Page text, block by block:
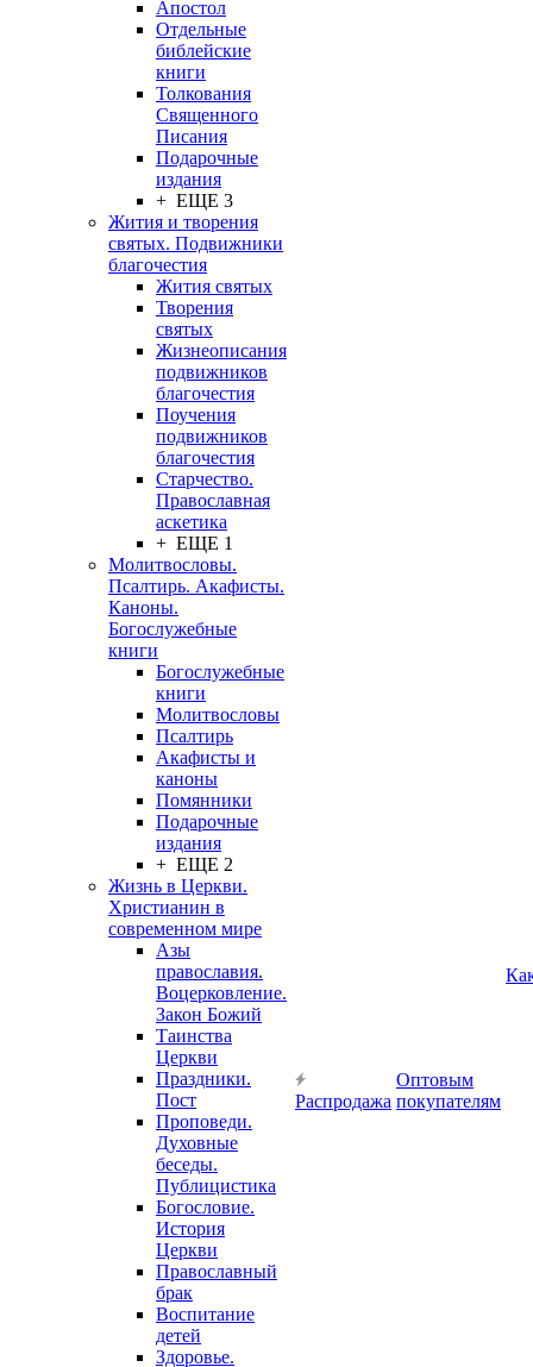
Апостол
Отдельные
библейские
книги
Толкования
Священного
Писания
Подарочные
издания
+ ЕЩЕ 3
Жития и творения
святых. Подвижники
благочестия
Жития святых
Творения
святых
Жизнеописания
подвижников
благочестия
Поучения
подвижников
благочестия
Старчество.
Православная
аскетика
+ ЕЩЕ 1
Молитвословы.
Псалтирь. Акафисты.
Каноны.
Богослужебные
книги
Богослужебные
книги
Молитвословы
Псалтирь
Акафисты и
каноны
Помянники
Подарочные
издания
+ ЕЩЕ 2
Жизнь в Церкви.
Христианин в
современном мире
Азы
православия.
Воцерковление.
Закон Божий
Таинства
Церкви
Праздники.
Пост
Проповеди.
Духовные
беседы.
Публицистика
Богословие.
История
Церкви
Православный
брак
Воспитание
детей
Здоровье.
Распродажа
Оптовым
покупателям